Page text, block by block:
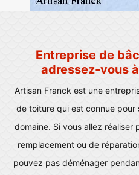
Entreprise de
adressez-vous
Artisan Franck est une
de toiture qui est connue
domaine. Si vous allez
remplacement ou de
pouvez pas déménager